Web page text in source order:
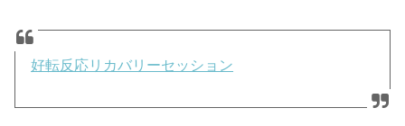
好転反応リカバリーセッション